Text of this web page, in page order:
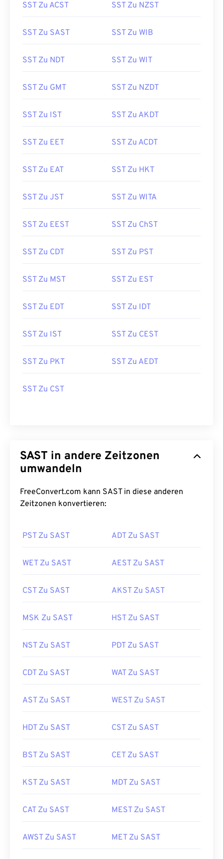
SST Zu ACST SST Zu NZST
SST Zu SAST SST Zu WIB
SST Zu NDT SST Zu WIT
SST Zu GMT SST Zu NZDT
SST Zu IST SST Zu AKDT
SST Zu EET SST Zu ACDT
SST Zu EAT SST Zu HKT
SST Zu JST SST Zu WITA
SST Zu EEST SST Zu ChST
SST Zu CDT SST Zu PST
SST Zu MST SST Zu EST
SST Zu EDT SST Zu IDT
SST Zu IST SST Zu CEST
SST Zu PKT SST Zu AEDT
SST Zu CST
SAST in andere Zeitzonen
umwandeln
FreeConvert.com kann SAST in diese anderen
Zeitzonen konvertieren:
PST Zu SAST ADT Zu SAST
WET Zu SAST AEST Zu SAST
CST Zu SAST AKST Zu SAST
MSK Zu SAST HST Zu SAST
NST Zu SAST PDT Zu SAST
CDT Zu SAST WAT Zu SAST
AST Zu SAST WEST Zu SAST
HDT Zu SAST CST Zu SAST
BST Zu SAST CET Zu SAST
KST Zu SAST MDT Zu SAST
CAT Zu SAST MEST Zu SAST
AWST Zu SAST MET Zu SAST